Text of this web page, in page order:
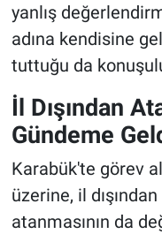
yanlış
adına kendisine
tuttuğu da
İl Dışından
Gündeme
Karabük'te görev
üzerine, il
atanmasının da